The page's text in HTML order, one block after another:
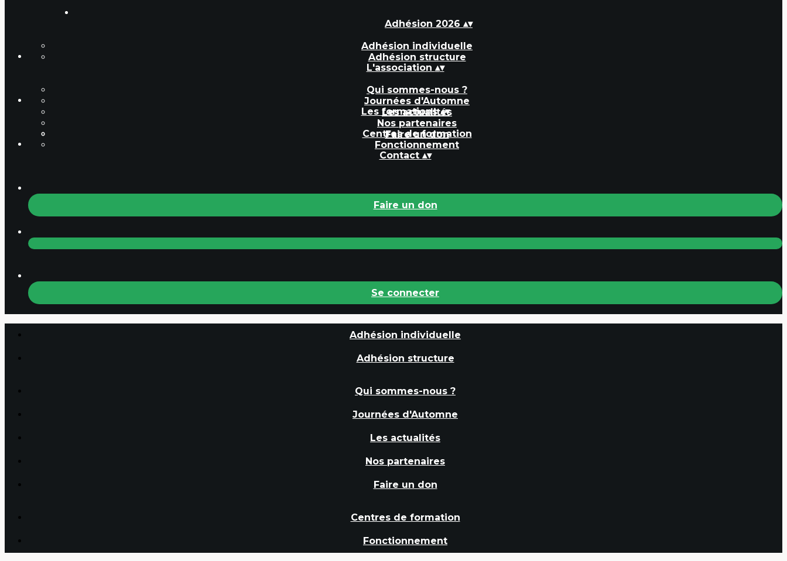
Adhésion 2026 ▴▾
Adhésion individuelle
Adhésion structure
L'association ▴▾
Qui sommes-nous ?
Journées d'Automne
Les actualités
Nos partenaires
Faire un don
Les formations▴▾
Centres de formation
Fonctionnement
Contact ▴▾
Faire un don
Se connecter
Adhésion individuelle
Adhésion structure
Qui sommes-nous ?
Journées d'Automne
Les actualités
Nos partenaires
Faire un don
Centres de formation
Fonctionnement